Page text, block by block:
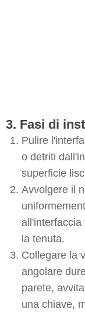
3. Fasi di
Pulire
o detriti
superficie
Avvolgere il
all'interfaccia
la tenuta.
Collegare la
angolare
parete,
una chiave,